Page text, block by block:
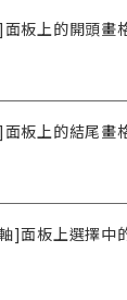
板上的開頭畫格
板上的結尾畫格
板上選擇中的